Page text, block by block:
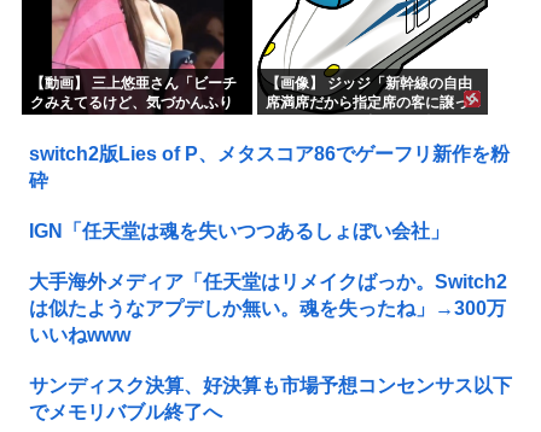
【動画】 三上悠亜さん「ビーチ
クみえてるけど、気づかんふり
【画像】 ジッジ「新幹線の自由
席満席だから指定席の客に譲っ
switch2版Lies of P、メタスコア86でゲーフリ新作を粉
砕
IGN「任天堂は魂を失いつつあるしょぼい会社」
大手海外メディア「任天堂はリメイクばっか。Switch2
は似たようなアプデしか無い。魂を失ったね」→300万
いいねwww
サンディスク決算、好決算も市場予想コンセンサス以下
でメモリバブル終了へ